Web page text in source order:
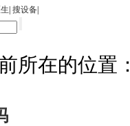
搜设备
所在的位置：